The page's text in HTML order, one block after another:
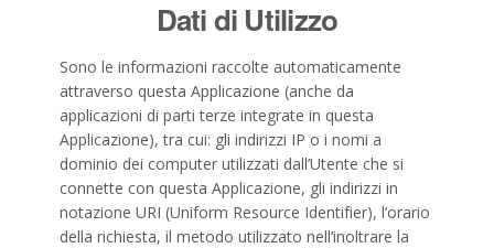
Dati di Utilizzo
Sono le informazioni raccolte automaticamente
attraverso questa Applicazione (anche da
applicazioni di parti terze integrate in questa
Applicazione), tra cui: gli indirizzi IP o i nomi a
dominio dei computer utilizzati dall’Utente che si
connette con questa Applicazione, gli indirizzi in
notazione URI (Uniform Resource Identifier), l’orario
della richiesta, il metodo utilizzato nell’inoltrare la